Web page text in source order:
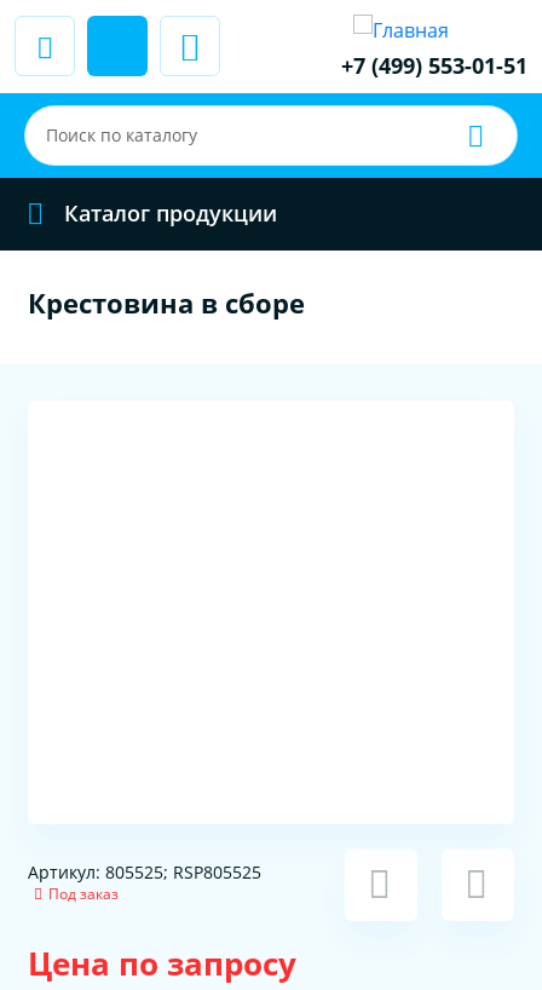
+7 (499) 553-01-51
Каталог продукции
Крестовина в сборе
Артикул: 805525; RSP805525
Под заказ
Цена по запросу